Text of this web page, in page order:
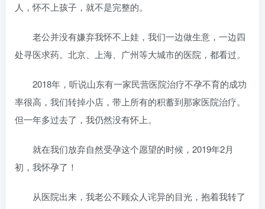
人，怀不上孩子，就不是完整的。
老公并没有嫌弃我怀不上娃，我们一边做生意，一边四
处寻医求药。北京、上海、广州等大城市的医院，都看过。
2018年，听说山东有一家民营医院治疗不孕不育的成功
率很高，我们转掉小店，带上所有的积蓄到那家医院治疗。
但一年多过去了，我仍然没有怀上。
就在我们放弃自然受孕这个愿望的时候，2019年2月
初，我怀孕了！
从医院出来，我老公不顾众人诧异的目光，抱着我转了